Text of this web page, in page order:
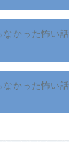
かった怖い話
かった怖い話